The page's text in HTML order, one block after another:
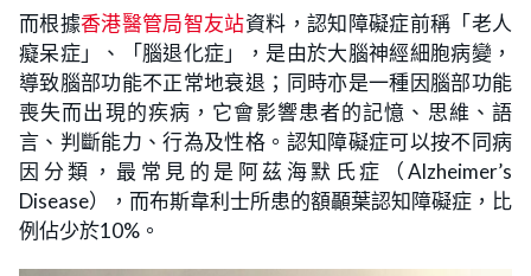
而根據香港醫管局智友站資料，認知障礙症前稱「老人
癡呆症」、「腦退化症」，是由於大腦神經細胞病變，
導致腦部功能不正常地衰退；同時亦是一種因腦部功能
喪失而出現的疾病，它會影響患者的記憶、思維、語
言、判斷能力、行為及性格。認知障礙症可以按不同病
因分類，最常見的是阿茲海默氏症（Alzheimer’s
Disease），而布斯韋利士所患的額顳葉認知障礙症，比
例佔少於10%。